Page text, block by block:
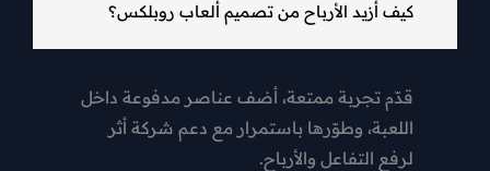
كيف أزيد الأرباح من تصميم ألعاب روبلكس؟
قدّم تجربة ممتعة، أضف عناصر مدفوعة داخل
اللعبة، وطوّرها باستمرار مع دعم شركة أثر
لرفع التفاعل والأرباح.